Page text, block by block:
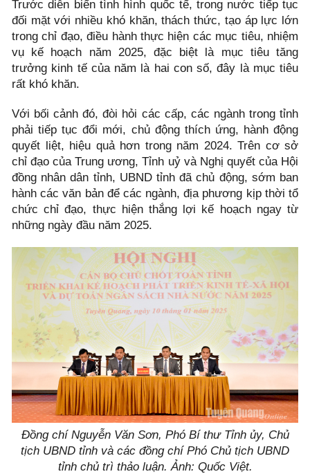
Trước diễn biến tình hình quốc tế, trong nước tiếp tục
đối mặt với nhiều khó khăn, thách thức, tạo áp lực lớn
trong chỉ đạo, điều hành thực hiện các mục tiêu, nhiệm
vụ kế hoạch năm 2025, đặc biệt là mục tiêu tăng
trưởng kinh tế của năm là hai con số, đây là mục tiêu
rất khó khăn.
Với bối cảnh đó, đòi hỏi các cấp, các ngành trong tỉnh
phải tiếp tục đổi mới, chủ động thích ứng, hành động
quyết liệt, hiệu quả hơn trong năm 2024. Trên cơ sở
chỉ đạo của Trung ương, Tỉnh uỷ và Nghị quyết của Hội
đồng nhân dân tỉnh, UBND tỉnh đã chủ động, sớm ban
hành các văn bản để các ngành, địa phương kịp thời tổ
chức chỉ đạo, thực hiện thắng lợi kế hoạch ngay từ
những ngày đầu năm 2025.
Đồng chí Nguyễn Văn Sơn, Phó Bí thư Tỉnh ủy, Chủ
tịch UBND tỉnh và các đồng chí Phó Chủ tịch UBND
tỉnh chủ trì thảo luận. Ảnh: Quốc Việt.